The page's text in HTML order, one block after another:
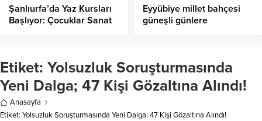
Şanlıurfa’da Yaz Kursları
Başlıyor: Çocuklar Sanat
Eyyübiye millet bahçesi
güneşli günlere
Etiket: Yolsuzluk Soruşturmasında
Yeni Dalga; 47 Kişi Gözaltına Alındı!
Anasayfa
Etiket: Yolsuzluk Soruşturmasında Yeni Dalga; 47 Kişi Gözaltına Alındı!